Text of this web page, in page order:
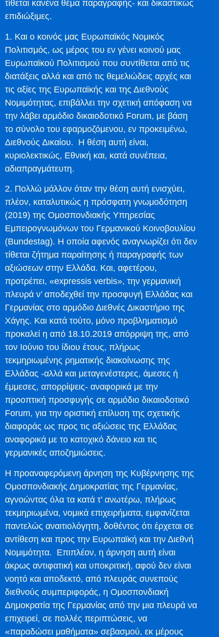
τίθεται κανένα θέμα παραγραφής- και δικαστικώς
επιδιώξιμες.
1. Και ο κοινός μας Ευρωπαϊκός Νομικός
Πολιτισμός, ως μέρος του εν γένει κοινού μας
Ευρωπαϊκού Πολιτισμού που συντίθεται από τις
διατάξεις αλλά και από τις θεμελιώδεις αρχές και
τις αξίες της Ευρωπαϊκής και της Διεθνούς
Νομιμότητας, επιβάλλει την σχετική απόφαση να
την λάβει αρμόδιο δικαιοδοτικό Forum, με βάση
το σύνολο του εφαρμοζόμενου, εν προκειμένω,
Διεθνούς Δικαίου. Η θέση αυτή είναι,
κυριολεκτικώς, Εθνική και, κατά συνέπεια,
αδιαπραγμάτευτη.
2. Πολλώ μάλλον όταν την θέση αυτή ενισχύει,
πλέον, καταλυτικώς η πρόσφατη γνωμοδότηση
(2019) της Ομοσπονδιακής Υπηρεσίας
Εμπειρογνωμόνων του Γερμανικού Κοινοβουλίου
(Bundestag). Η οποία αφενός αναγνωρίζει ότι δεν
τίθεται ζήτημα παραίτησης ή παραγραφής των
αξιώσεων στην Ελλάδα. Και, αφετέρου,
προτρέπει, «expressis verbis», την γερμανική
πλευρά ν’ αποδεχθεί την προσφυγή Ελλάδας και
Γερμανίας στο αρμόδιο Διεθνές Δικαστήριο της
Χάγης. Και κατά τούτο, μόνο προβληματισμό
προκαλεί η από 18.10.2019 απόρριψη της, από
τον Ιούνιο του ίδιου έτους, πλήρως
τεκμηριωμένης ρηματικής διακοίνωσης της
Ελλάδας -αλλά και μεταγενέστερες, άμεσες ή
έμμεσες, απορρίψεις- αναφορικά με την
προοπτική προσφυγής σε αρμόδιο δικαιοδοτικό
Forum, για την οριστική επίλυση της σχετικής
διαφοράς ως προς τις αξιώσεις της Ελλάδας
αναφορικά με το κατοχικό δάνειο και τις
γερμανικές αποζημιώσεις.
Η προαναφερόμενη άρνηση της Κυβέρνησης της
Ομοσπονδιακής Δημοκρατίας της Γερμανίας,
αγνοώντας όλα τα κατά τ’ ανωτέρω, πλήρως
τεκμηριωμένα, νομικά επιχειρήματα, εμφανίζεται
παντελώς αναιτιολόγητη, δοθέντος ότι έρχεται σε
αντίθεση και προς την Ευρωπαϊκή και την Διεθνή
Νομιμότητα. Επιπλέον, η άρνηση αυτή είναι
άκρως αντιφατική και υποκριτική, αφού δεν είναι
νοητό και αποδεκτό, από πλευράς συνεπούς
διεθνούς συμπεριφοράς, η Ομοσπονδιακή
Δημοκρατία της Γερμανίας από την μια πλευρά να
επιχειρεί, σε πολλές περιπτώσεις, να
«παραδώσει μαθήματα» σεβασμού, εκ μέρους